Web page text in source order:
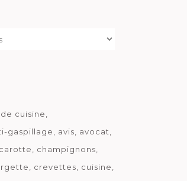
cuisine
gaspillage avis
avocat
carotte
champignons
crevettes
cuisine